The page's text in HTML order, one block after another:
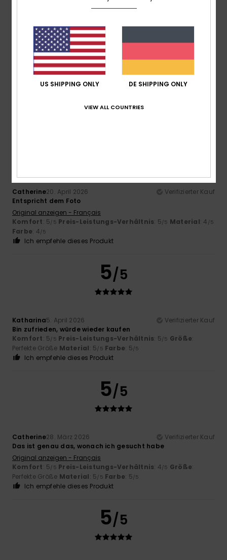
/5
5
Vazquez Sanchez19. Mai 2026
Verifizierter Kauf
Größe: Zu großMaterial
Catherine20. April 2026
Verifizierter Kauf
Entspricht dem Foto
Original anzeigen - Français
Komfort: 5/5 Preis-Leistungs-Verhältnis: 5/5 Material: 4 /5
Farbe: 4/5
Ich empfehle dieses Produkt
5/5
Katharina5. April 2026
Verifizierter Kauf
Bin zufrieden, würde wieder kaufen
Komfort: 5/5 Preis-Leistungs-Verhältnis: 5/5 Größe:
Perfekte Größe Material: 5/5 Farbe: 5/5
Ich empfehle dieses Produkt
5/5
Catherine28. März 2026
Verifizierter Kauf
Das ist genau das, wonach ich gesucht habe
Original anzeigen - Français
Komfort: 5/5 Preis-Leistungs-Verhältnis: 4/5 Größe:
Perfekte Größe Material: 5/5 Farbe: 5/5
Ich empfehle dieses Produkt
5/5
US SHIPPING ONLY DE SHIPPING ONLY
VIEW ALL COUNTRIES